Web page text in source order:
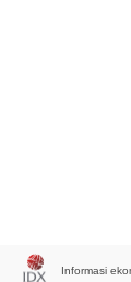
Informasi